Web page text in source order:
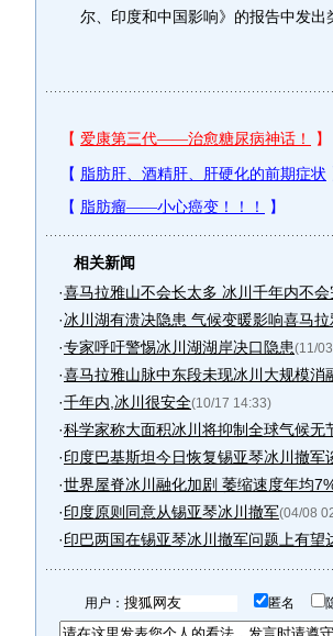
尔、印度和中国影响》的报告中发出
相关新闻
·喜马拉雅山不会长太多 冰川千年内不会
·冰川湖有溃决隐患 气候变暖影响喜马拉
·专家呼吁警惕冰川湖湖岸决口隐患(11/
·喜马拉雅山脉中东段未现冰川大规模消
·千年内,冰川很安全(10/17 14:33)
·科学家称大面积冰川将抑制全球气候无
·印度巴基斯坦今日恢复锡亚琴冰川撤军
·世界屋脊冰川融化加剧 萎缩速度年均
·印度原则同意从锡亚琴冰川撤军(04/08
·印巴两国在锡亚琴冰川撤军问题上有望
用户： 匿名